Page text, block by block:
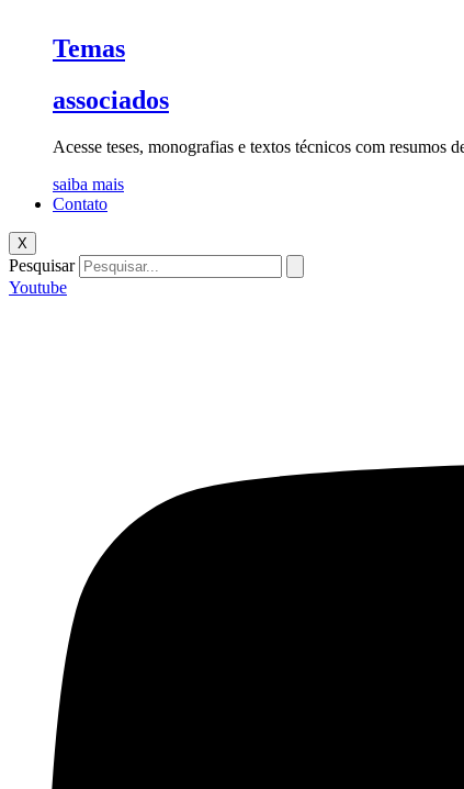
Temas
associados
Acesse teses, monografias e textos técnicos com resumos
saiba mais
Contato
X
Pesquisar
Youtube